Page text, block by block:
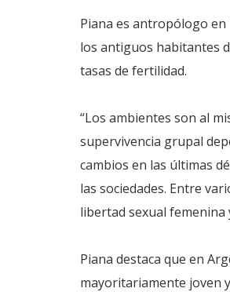
Piana es antropólogo en
los antiguos habitantes
tasas de fertilidad.
“Los ambientes son al
supervivencia grupal
cambios en las últimas
las sociedades. Entre
libertad sexual femenina
Piana destaca que en
mayoritariamente joven